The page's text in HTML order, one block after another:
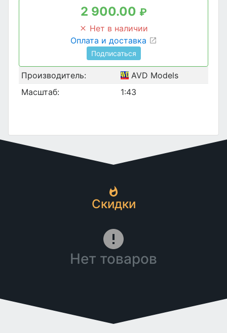
2 900.00 ₽
Нет в наличии
Оплата и доставка
Подписаться
Производитель:
AVD Models
Масштаб:
1:43
Скидки
Нет товаров